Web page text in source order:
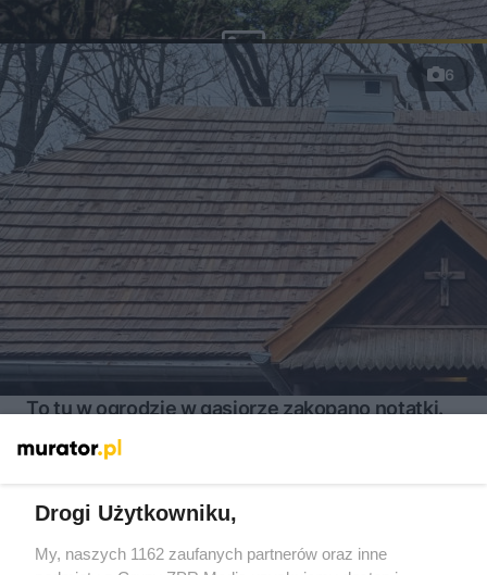
6
To tu w ogrodzie w gąsiorze zakopano notatki.
Powstała z nich wyjątkowa książka
Więcej
Drogi Użytkowniku,
My, naszych 1162 zaufanych partnerów oraz inne